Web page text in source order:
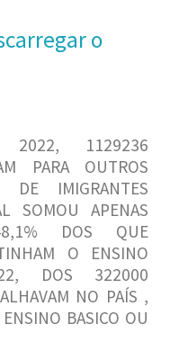
o
1129236
PARA OUTROS
IMIGRANTES
SOMOU APENAS
DOS QUE
O ENSINO
DOS 322000
NO PAÍS ,
BASICO OU